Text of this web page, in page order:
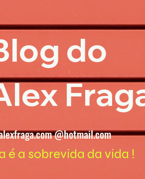
do
@hotmail.com
é a sobrevida da vida !